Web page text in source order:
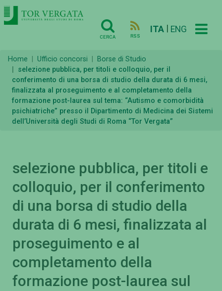
CERCA RSS
ITA ENG
Home Ufficio concorsi
Borse di Studio
selezione pubblica, per titoli e colloquio, per il
conferimento di una borsa di studio della durata di 6 mesi,
finalizzata al proseguimento e al completamento della
formazione post-laurea sul tema: “Autismo e comorbidità
psichiatriche” presso il Dipartimento di Medicina dei Sistemi
dell’Università degli Studi di Roma “Tor Vergata”
selezione pubblica, per titoli e
colloquio, per il conferimento
di una borsa di studio della
durata di 6 mesi, finalizzata al
proseguimento e al
completamento della
formazione post-laurea sul